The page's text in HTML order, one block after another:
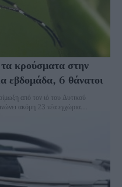
κρούσματα στην
εβδομάδα, 6 θάνατοι
από τον ιό του Δυτικού
ακόμη 23 νέα εγχώρια...